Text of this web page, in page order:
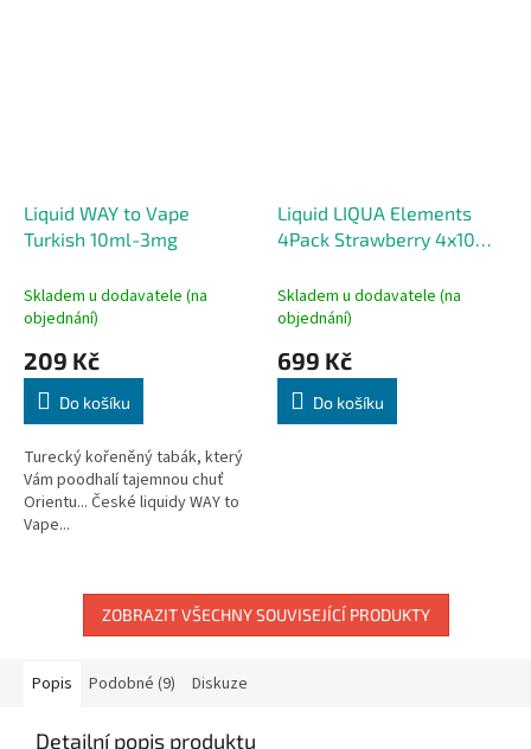
Liquid WAY to Vape
Turkish 10ml-3mg
Skladem u dodavatele (na
objednání)
209 Kč
Do košíku
Turecký kořeněný tabák, který
Vám poodhalí tajemnou chuť
Orientu... České liquidy WAY to
Vape...
Liquid LIQUA Elements
4Pack Strawberry 4x10ml-
Skladem u dodavatele (na
objednání)
699 Kč
Do košíku
ZOBRAZIT VŠECHNY SOUVISEJÍCÍ PRODUKTY
Popis Podobné (9) Diskuze
Detailní popis produktu